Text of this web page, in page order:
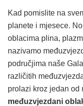
Kad pomislite na
planete i mjesece.
oblacima plina,
nazivamo
područjima naše
različitih
prolazi kroz jedan od
međuzvjezdani